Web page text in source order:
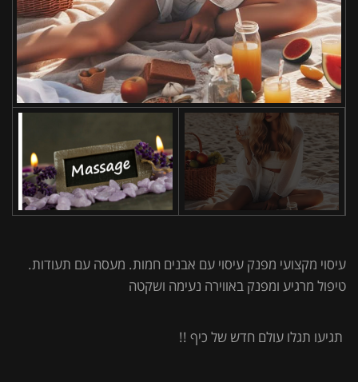
עיסוי מקצועי מפנק עיסוי עם אבנים חמות. מעסה עם תעודות.
טיפול מרגיע ומפנק באווירה נעימה ושקטה
תגיעו תגלו עולם חדש של כיף !!